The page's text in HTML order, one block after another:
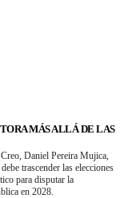
MÁS ALLÁ DE LAS
Daniel Pereira Mujica,
trascender las elecciones
para disputar la
en 2028.